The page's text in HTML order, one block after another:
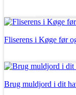
Fliserens i Køge før
Brug muldjord i dit